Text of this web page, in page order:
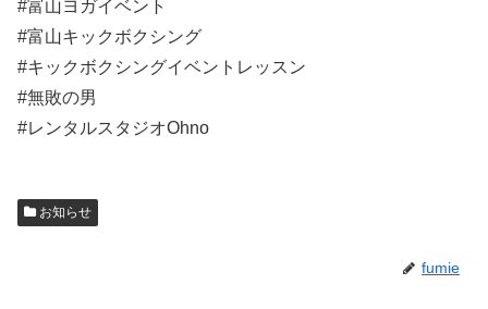
#富山ヨガイベント
#富山キックボクシング
#キックボクシングイベントレッスン
#無敗の男
#レンタルスタジオOhno
お知らせ
fumie